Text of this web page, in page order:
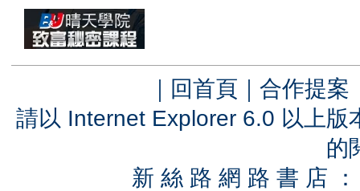
｜ 回首頁 ｜ 合作提案
請以 Internet Explorer 6.0 以上
的
新 絲 路 網 路 書 店